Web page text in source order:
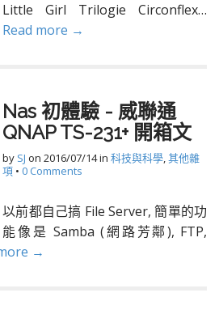
Little Girl Trilogie Circonflex…
Read more →
Nas 初體驗 - 威聯通
QNAP TS-231+ 開箱文
by SJ on 2016/07/14in 科技與科學,其他雜
項 • 0 Comments
以前都自己搞 File Server, 簡單的功
能像是 Samba (網路芳鄰), FTP,
→